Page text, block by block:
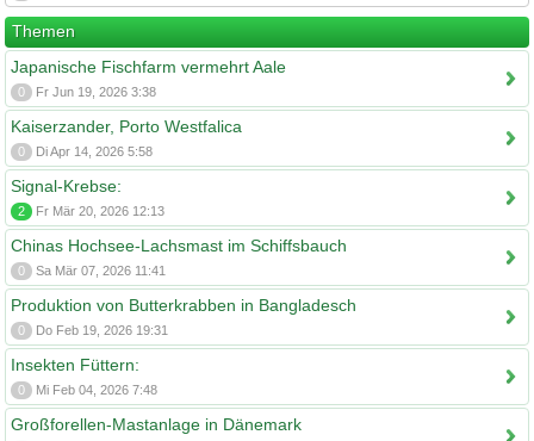
Themen
Japanische Fischfarm vermehrt Aale
0 Fr Jun 19, 2026 3:38
Kaiserzander, Porto Westfalica
0 Di Apr 14, 2026 5:58
Signal-Krebse:
2 Fr Mär 20, 2026 12:13
Chinas Hochsee-Lachsmast im Schiffsbauch
0 Sa Mär 07, 2026 11:41
Produktion von Butterkrabben in Bangladesch
0 Do Feb 19, 2026 19:31
Insekten Füttern:
0 Mi Feb 04, 2026 7:48
Großforellen-Mastanlage in Dänemark